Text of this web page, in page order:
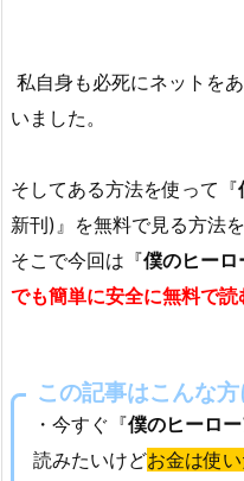
私自身も必死にネットを
いました。
そしてある方法を使って『
新刊)』を無料で見る方法
そこで今回は『僕のヒーロ
でも簡単に安全に無料で読
この記事はこんな
・今すぐ『僕のヒーロ
読みたいけどお金は使